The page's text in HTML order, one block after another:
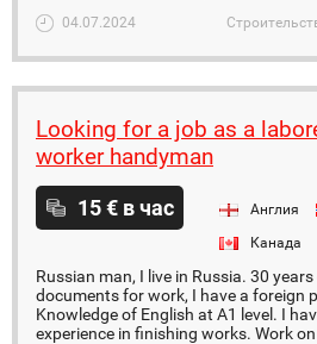
04.07.2024
Looking for a job as a
worker handyman
15 € в час Англия
Канада
Russian man, I live in Russia. 30
documents for work, I have a foreign
Knowledge of English at A1 level. I
experience in finishing works. Work